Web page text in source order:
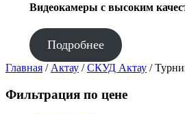
Видеокамеры с высоким
Подробнее
Главная / Актау /СКУД Актау /
Фильтрация по цене